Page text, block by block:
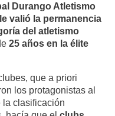
Durango Atletismo
le valió la permanencia
del atletismo
25 años en la élite
que a priori
los protagonistas al
la clasificación